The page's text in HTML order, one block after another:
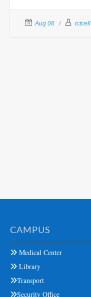
Aug 06 ictcell
CAMPUS
Medical Center
Library
Transport
Security Office